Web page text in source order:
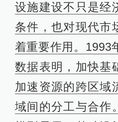
设施建设不只是经
条件，也对现代市
着重要作用。1993
数据表明，加快基
加速资源的跨区域
域间的分工与合作